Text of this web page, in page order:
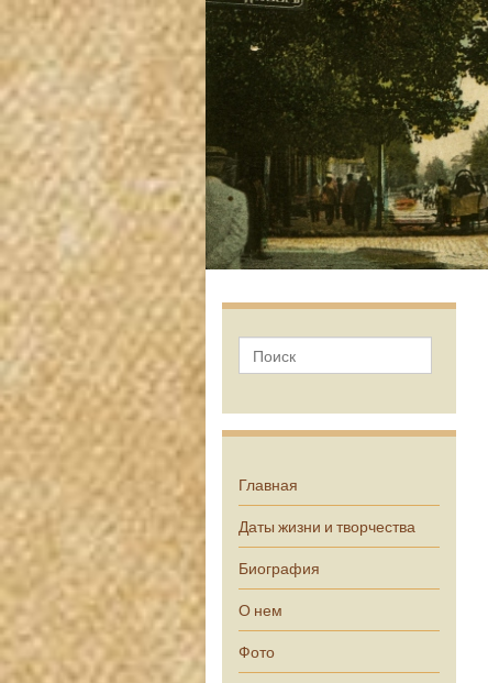
Главная
Даты жизни и творчества
Биография
О нем
Фото